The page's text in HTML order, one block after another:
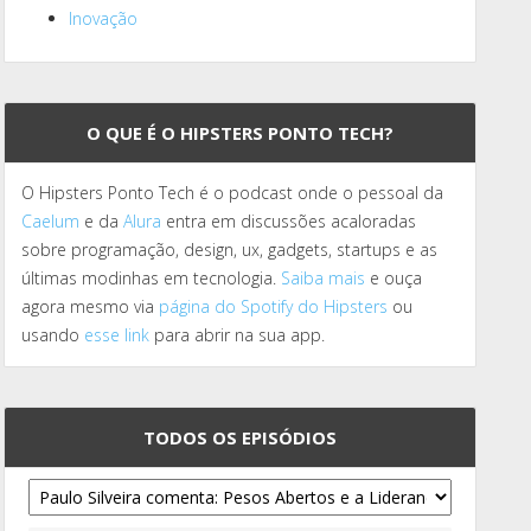
Inovação
O QUE É O HIPSTERS PONTO TECH?
O Hipsters Ponto Tech é o podcast onde o pessoal da
Caelum e daAlura entra em discussões acaloradas
sobre programação, design, ux, gadgets, startups e as
últimas modinhas em tecnologia. Saiba mais e ouça
agora mesmo via página do Spotify do Hipsters ou
usando esse link para abrir na sua app.
TODOS OS EPISÓDIOS